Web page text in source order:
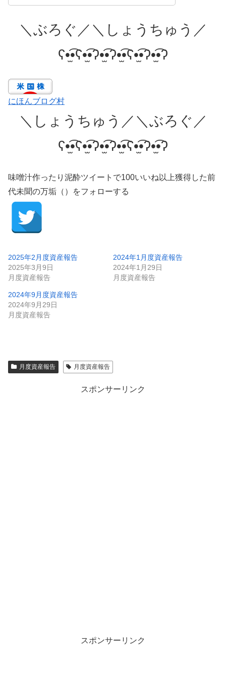
＼ぶろぐ／＼しょうちゅう／
ʕ•̫͡•ʕ•̫͡•ʔ•̫͡•ʔ•̫͡•ʕ•̫͡•ʔ•̫͡•ʔ
にほんブログ村
＼しょうちゅう／＼ぶろぐ／
ʕ•̫͡•ʕ•̫͡•ʔ•̫͡•ʔ•̫͡•ʕ•̫͡•ʔ•̫͡•ʔ
味噌汁作ったり泥酔ツイートで100いいね以上獲得した前
代未聞の万垢（）をフォローする
2025年2月度資産報告
2025年3月9日
月度資産報告
2024年1月度資産報告
2024年1月29日
月度資産報告
2024年9月度資産報告
2024年9月29日
月度資産報告
月度資産報告 月度資産報告
スポンサーリンク
スポンサーリンク